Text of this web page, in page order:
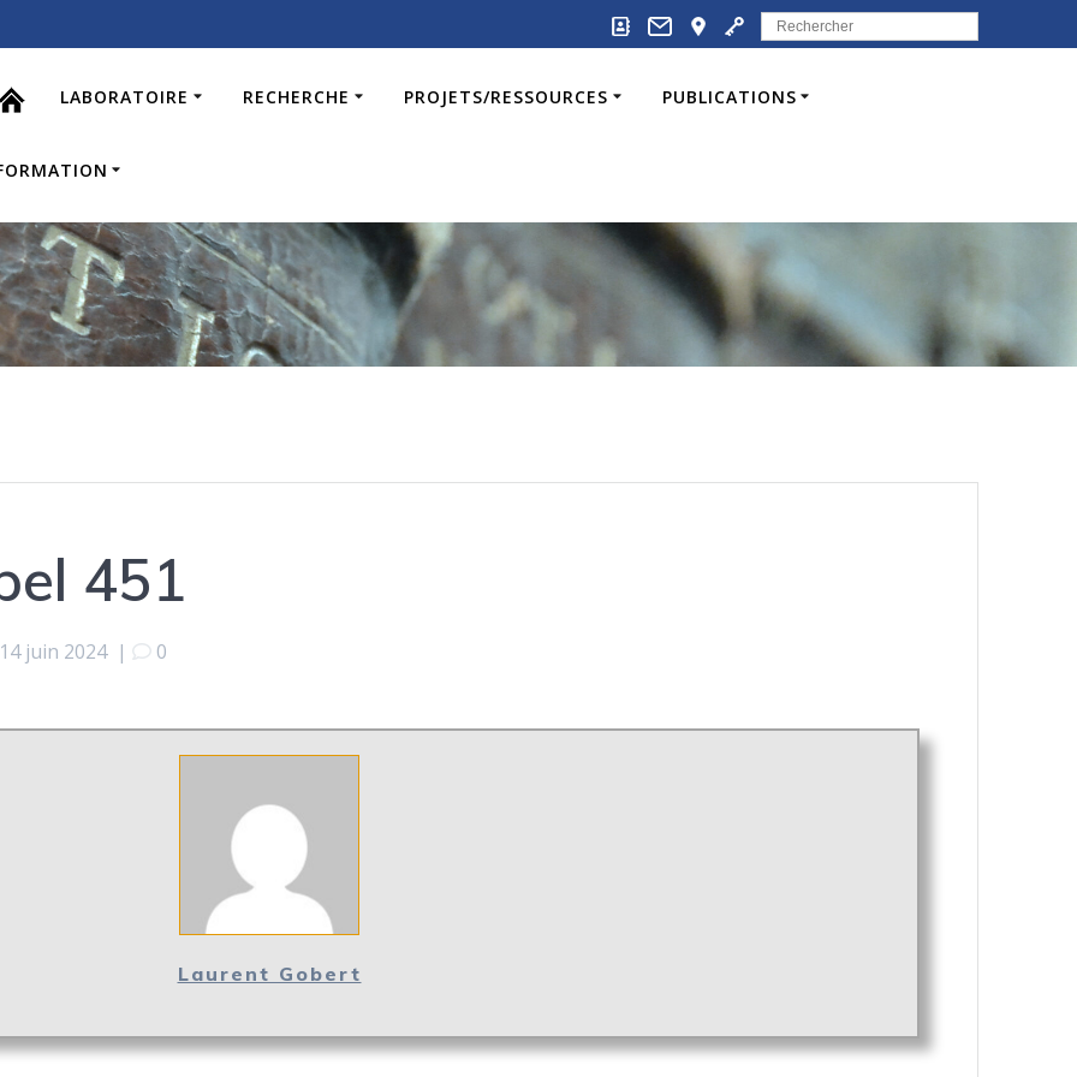
Search
for:
LABORATOIRE RECHERCHE PROJETS/RESSOURCES PUBLICATIONS
451
14 juin 2024| 0
Laurent Gobert